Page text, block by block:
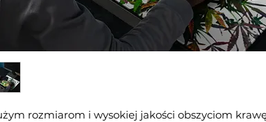
rozmiarom i wysokiej jakości obszyciom